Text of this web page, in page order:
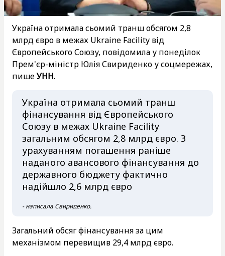
Україна отримала сьомий транш обсягом 2,8
млрд євро в межах Ukraine Facility від
Європейського Союзу, повідомила у понеділок
Прем'єр-міністр Юлія Свириденко у соцмережах,
пишеУНН.
Україна отримала сьомий транш
фінансування від Європейського
Союзу в межах Ukraine Facility
загальним обсягом 2,8 млрд євро. З
урахуванням погашення раніше
наданого авансового фінансування до
державного бюджету фактично
надійшло 2,6 млрд євро
- написала Свириденко.
Загальний обсяг фінансування за цим
механізмом перевищив 29,4 млрд євро.